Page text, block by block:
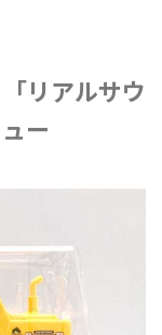
リアルサウ
ー